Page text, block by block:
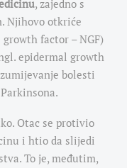
, zajedno s
Njihovo otkriće
factor – NGF)
epidermal growth
bolesti
Otac se protivio
i htio da slijedi
To je, međutim,